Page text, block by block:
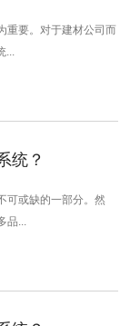
重要。对于建材公司而
统？
可或缺的一部分。然
...